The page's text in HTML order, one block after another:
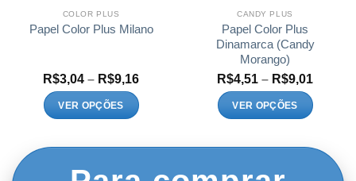
COLOR PLUS
Papel Color Plus Milano
R$3,04 – R$9,16Faixa
preço:
R$3,04
VER OPÇÕES
várias
CANDY PLUS
Papel Color Plus
Dinamarca (Candy
Morango)
R$4,51 – R$9,01
preço:
R$4,51
VER OPÇÕES
várias